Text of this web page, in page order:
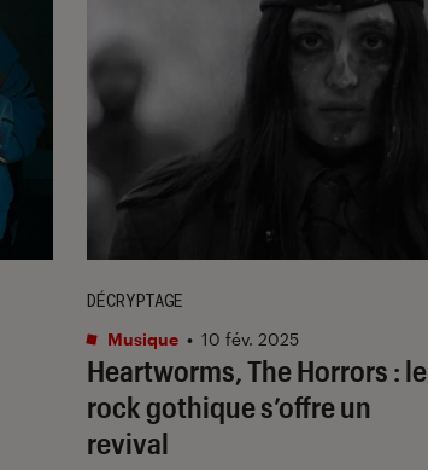
Heartworms, The Horrors : le
rock gothique s’offre un
revival
DÉCRYPTAGE
Musique • 10 fév. 2025